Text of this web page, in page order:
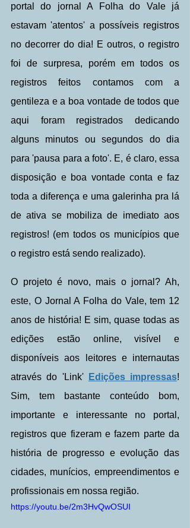
portal do jornal A Folha do Vale já
estavam 'atentos' a possíveis registros
no decorrer do dia! E outros, o registro
foi de surpresa, porém em todos os
registros feitos contamos com a
gentileza e a boa vontade de todos que
aqui foram registrados dedicando
alguns minutos ou segundos do dia
para 'pausa para a foto'. E, é claro, essa
disposição e boa vontade conta e faz
toda a diferença e uma galerinha pra lá
de ativa se mobiliza de imediato aos
registros! (em todos os municípios que
o registro está sendo realizado).
O projeto é novo, mais o jornal? Ah,
este, O Jornal A Folha do Vale, tem 12
anos de história! E sim, quase todas as
edições estão online, visível e
disponíveis aos leitores e internautas
através do 'Link'
Edições impressas!
Sim, tem bastante conteúdo bom,
importante e interessante no portal,
registros que fizeram e fazem parte da
história de progresso e evolução das
cidades, munícios, empreendimentos e
profissionais em nossa região.
https://youtu.be/2m3HvQwOSUI